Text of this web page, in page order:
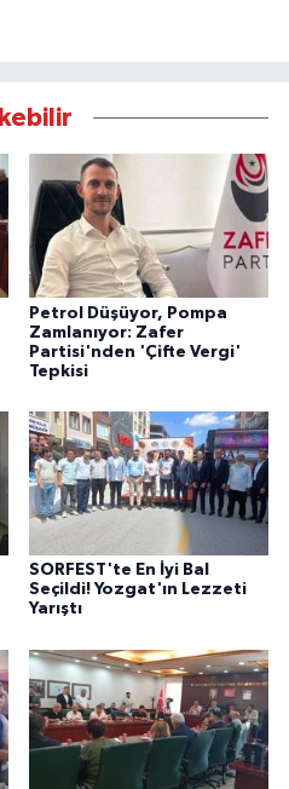
Petrol Düşüyor, Pompa
Zamlanıyor: Zafer
Partisi'nden 'Çifte Vergi'
Tepkisi
SORFEST'te En İyi Bal
Seçildi! Yozgat'ın Lezzeti
Yarıştı